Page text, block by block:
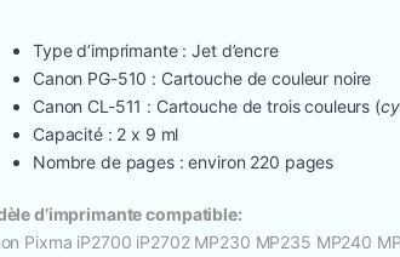
Type d’imprimante : Jet d’encre
Canon PG-510 : Cartouche de couleur noire
Canon CL-511 : Cartouche de trois couleurs (
Capacité : 2 x 9 ml
Nombre de pages : environ 220 pages
d’imprimante compatible:
Pixma iP2700 iP2702 MP230 MP235 MP240